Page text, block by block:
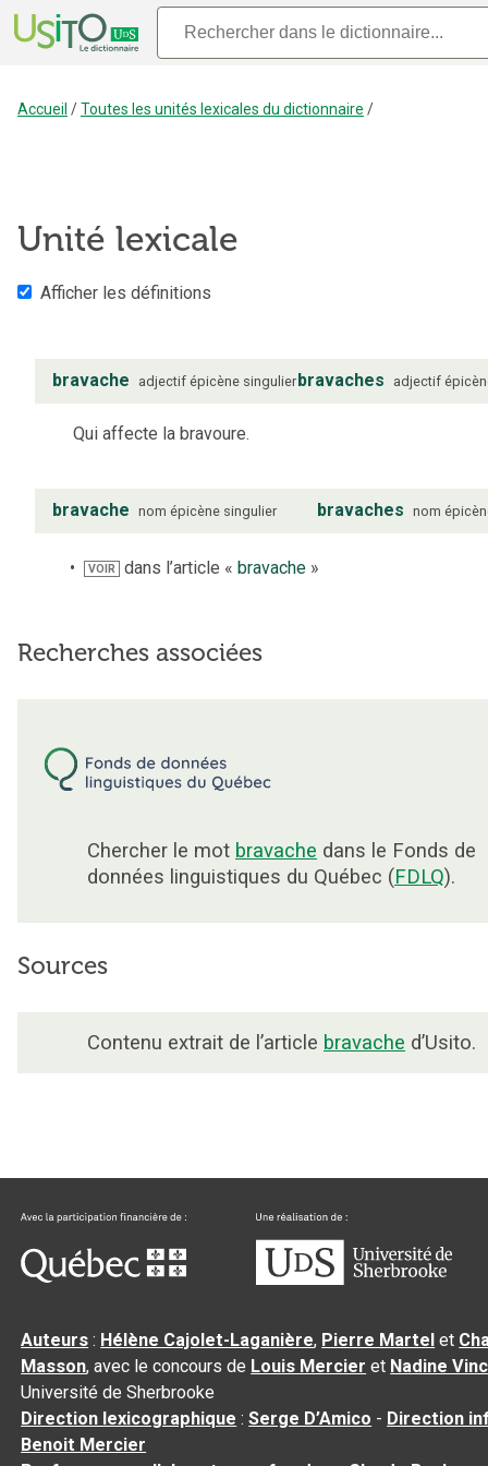
Accueil /Toutes les unités lexicales du dictionnaire /
Unité lexicale
Afficher les définitions
bravache adjectif épicène singulierbravaches adjectif
Qui affecte la bravoure.
bravache nom épicène singulier bravaches nom
VOIR dans l’article «bravache »
Recherches associées
Chercher le mot bravache dans le Fonds de
données linguistiques du Québec (FDLQ).
Sources
Contenu extrait de l’article bravache d’Usito.
Auteurs : Hélène Cajolet-Laganière, Pierre Martel et
Masson, avec le concours de Louis Mercier et Nadine
Université de Sherbrooke
Direction lexicographique :Serge D’Amico - Direction
Benoit Mercier